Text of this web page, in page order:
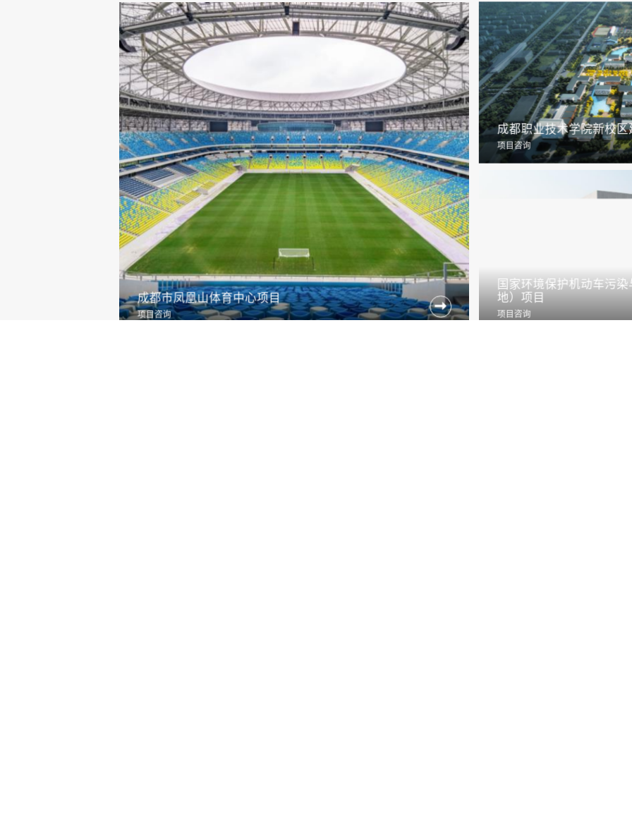
成都市凤凰山体育中心项目
项目咨询

成都职业技术学院新校区
项目咨询
国家环境保护机动车污
地）项目
项目咨询